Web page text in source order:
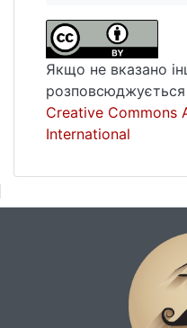
спільного
навіть міністрами
питань.Вивчення та
досвіду країн-
Східної Європи ЄС
процес
впровадження
програми
країні досягти
тісно
Важливо також
тематичні сесії
інтеграції в ЄС,
Якщо не вказано
розповсюджується
Creative Commons
International